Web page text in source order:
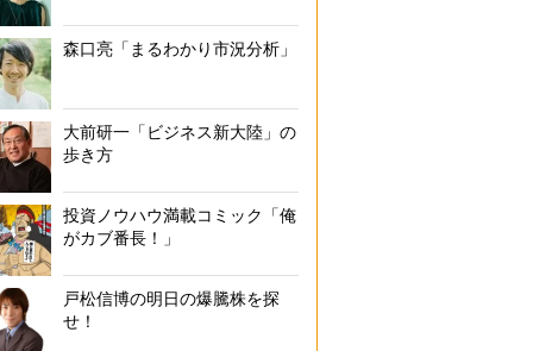
森口亮「まるわかり市況分析」
大前研一「ビジネス新大陸」の
歩き方
投資ノウハウ満載コミック「俺
がカブ番長！」
戸松信博の明日の爆騰株を探
せ！